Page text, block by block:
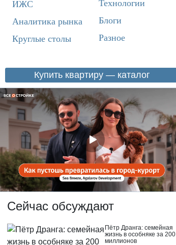
ИЖС
Аналитика рынка
Круглые столы
Технологии
Блоги
Разное
Купить квартиру — каталог
Сейчас обсуждают
Пётр Дранга: семейная
жизнь в особняке за 200
миллионов